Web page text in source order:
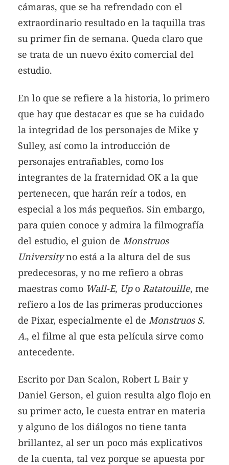
cámaras, que se ha refrendado con el
extraordinario resultado en la taquilla tras
su primer fin de semana. Queda claro que
se trata de un nuevo éxito comercial del
estudio.
En lo que se refiere a la historia, lo primero
que hay que destacar es que se ha cuidado
la integridad de los personajes de Mike y
Sulley, así como la introducción de
personajes entrañables, como los
integrantes de la fraternidad OK a la que
pertenecen, que harán reír a todos, en
especial a los más pequeños. Sin embargo,
para quien conoce y admira la filmografía
del estudio, el guion de Monstruos
Universityno está a la altura del de sus
predecesoras, y no me refiero a obras
maestras como Wall-E, Upo Ratatouille, me
refiero a los de las primeras producciones
de Pixar, especialmente el de Monstruos S.
A., el filme al que esta película sirve como
antecedente.
Escrito por Dan Scalon, Robert L Bair y
Daniel Gerson, el guion resulta algo flojo en
su primer acto, le cuesta entrar en materia
y alguno de los diálogos no tiene tanta
brillantez, al ser un poco más explicativos
de la cuenta, tal vez porque se apuesta por